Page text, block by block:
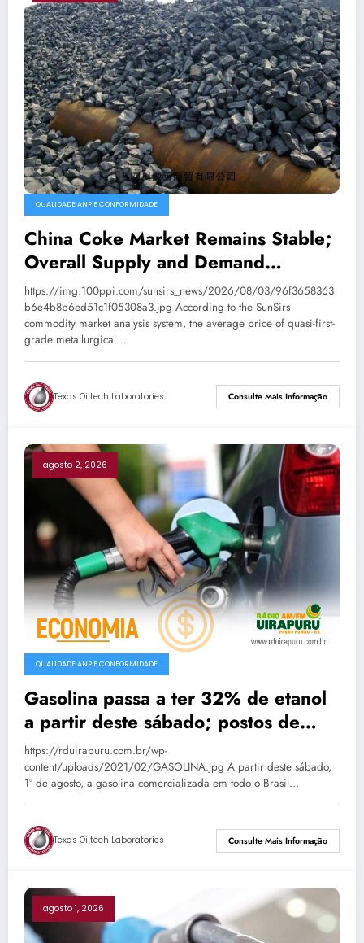
QUALIDADE ANP E CONFORMIDADE
China Coke Market Remains Stable;
Overall Supply and Demand
Balanced
https://img.100ppi.com/sunsirs_news/2026/08/03/96f3658363
b6e4b8b6ed51c1f05308a3.jpg According to the SunSirs
commodity market analysis system, the average price of quasi-first-
grade metallurgical…
Texas Oiltech Laboratories Consulte Mais Informação
agosto 2, 2026
QUALIDADE ANP E CONFORMIDADE
Gasolina passa a ter 32% de etanol
a partir deste sábado; postos de
Passo Fundo já aguardam nova
composição
https://rduirapuru.com.br/wp-
content/uploads/2021/02/GASOLINA.jpg A partir deste sábado,
1º de agosto, a gasolina comercializada em todo o Brasil…
Texas Oiltech Laboratories Consulte Mais Informação
agosto 1, 2026